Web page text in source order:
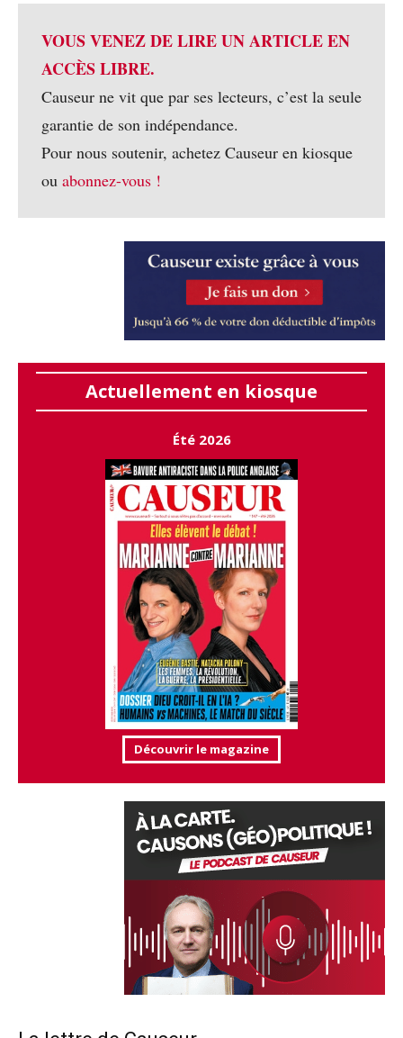
VOUS VENEZ DE LIRE UN ARTICLE EN
ACCÈS LIBRE.
Causeur ne vit que par ses lecteurs, c’est la seule
garantie de son indépendance.
Pour nous soutenir, achetez Causeur en kiosque
ou abonnez-vous !
Actuellement en kiosque
Été 2026
Découvrir le magazine